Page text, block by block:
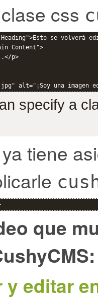
css
se volverá
Content">
p>
specify a
tiene
que
editar